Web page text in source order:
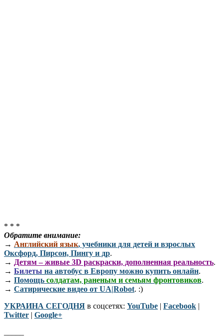
* * *
Обратите внимание:
→ Английский язык, учебники для детей и взрослых
Оксфорд, Пирсон, Пингу и др.
→ Детям – живые 3D раскраски, дополненная реальность.
→ Билеты на автобус в Европу можно купить онлайн.
→ Помощь солдатам, раненым и семьям фронтовиков.
→ Сатирические видео от UA|Robot. :)
УКРАИНА СЕГОДНЯ в соцсетях: YouTube | Facebook |
Twitter | Google+